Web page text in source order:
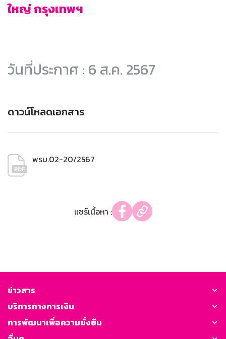
ใหญ่ กรุงเทพฯ
วันที่ประกาศ : 6 ส.ค. 2567
ดาวน์โหลดเอกสาร
พรบ.02-20/2567
แชร์เนื้อหา :
ข่าวสาร
บริการทางการเงิน
การพัฒนาเพื่อความยั่งยืน